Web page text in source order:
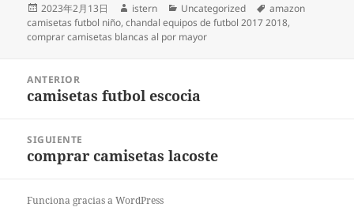
Publicado
el
2023年2月13日 Autor
istern Categorías
Uncategorized Etiquetas
amazon
camisetas futbol niño,chandal equipos de futbol 2017 2018,
comprar camisetas blancas al por mayor
entradas
ANTERIOR
Entrada
camisetas futbol escocia
SIGUIENTE
Entrada
comprar camisetas lacoste
Funciona gracias a WordPress